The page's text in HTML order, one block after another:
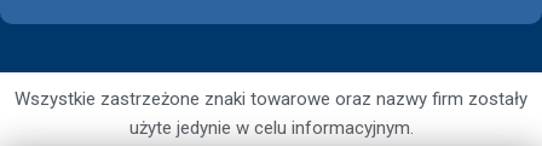
Wszystkie zastrzeżone znaki towarowe oraz nazwy firm zostały
użyte jedynie w celu informacyjnym.